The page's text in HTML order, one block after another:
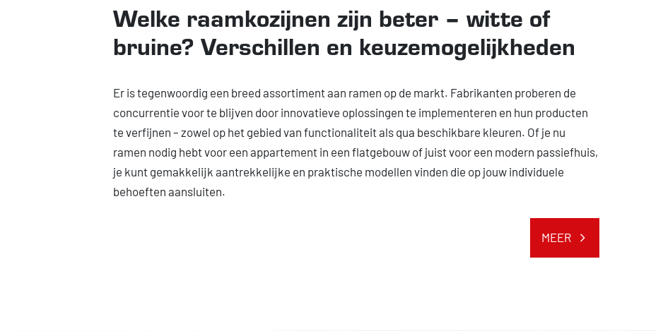
Welke raamkozijnen zijn beter – witte of
bruine? Verschillen en keuzemogelijkheden
Er is tegenwoordig een breed assortiment aan ramen op de markt. Fabrikanten proberen de
concurrentie voor te blijven door innovatieve oplossingen te implementeren en hun producten
te verfijnen – zowel op het gebied van functionaliteit als qua beschikbare kleuren. Of je nu
ramen nodig hebt voor een appartement in een flatgebouw of juist voor een modern passiefhuis,
je kunt gemakkelijk aantrekkelijke en praktische modellen vinden die op jouw individuele
behoeften aansluiten.
MEER